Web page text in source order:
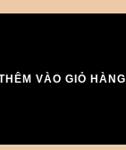
VÀO GIỎ HÀNG